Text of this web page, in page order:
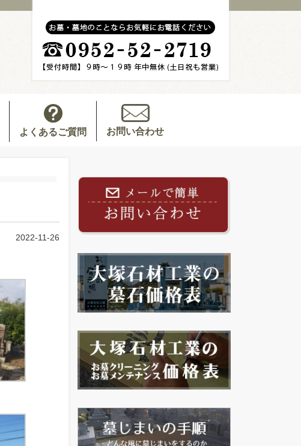
よくあるご質問 お問い合わせ
2022-11-26